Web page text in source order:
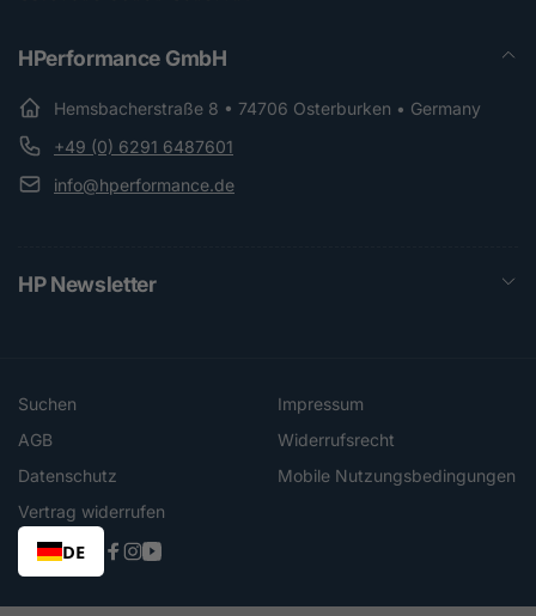
HPerformance GmbH
Hemsbacherstraße 8 • 74706 Osterburken • Germany
+49 (0) 6291 6487601
info@hperformance.de
HP Newsletter
Suchen
Impressum
AGB
Widerrufsrecht
Datenschutz
Mobile Nutzungsbedingungen
Vertrag widerrufen
DE
Facebook
Instagram
YouTube